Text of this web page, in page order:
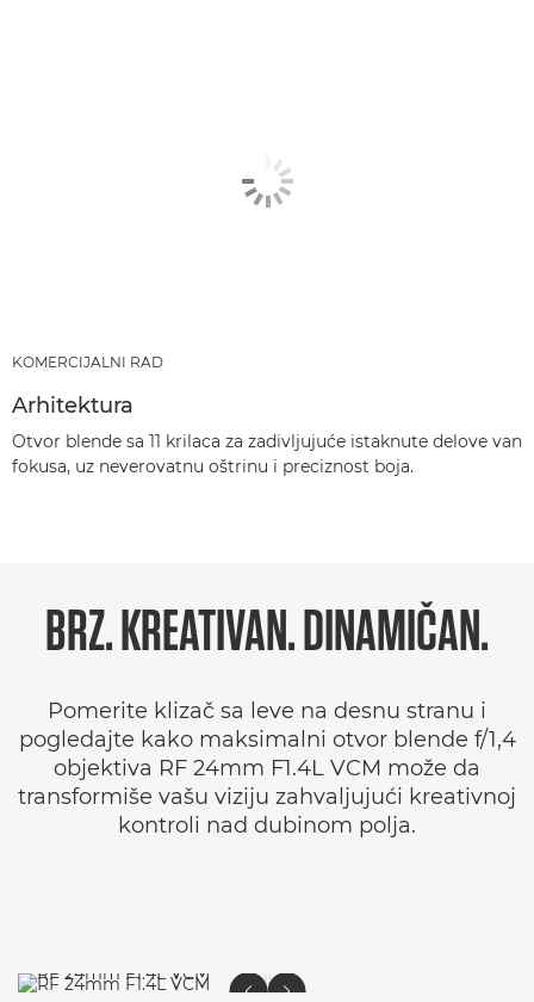
KOMERCIJALNI RAD
Arhitektura
Otvor blende sa 11 krilaca za zadivljujuće istaknute delove van
fokusa, uz neverovatnu oštrinu i preciznost boja.
BRZ. KREATIVAN. DINAMIČAN.
Pomerite klizač sa leve na desnu stranu i
pogledajte kako maksimalni otvor blende f/1,4
objektiva RF 24mm F1.4L VCM može da
transformiše vašu viziju zahvaljujući kreativnoj
kontroli nad dubinom polja.